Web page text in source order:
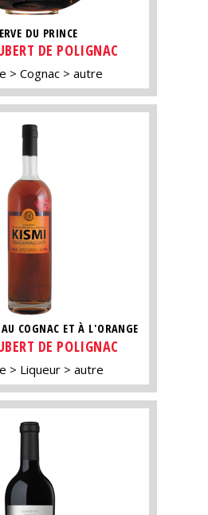
DU PRINCE
DE POLIGNAC
Cognac autre
COGNAC ET À L'ORANGE
DE POLIGNAC
Liqueur autre